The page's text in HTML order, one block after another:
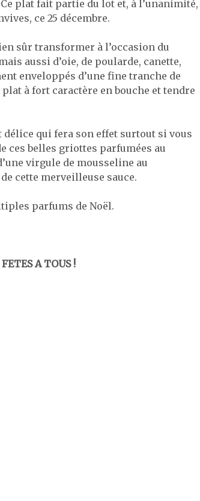
plat fait partie du lot et, à l’unanimité,
ce 25 décembre.
sûr transformer à l’occasion du
aussi d’oie, de poularde, canette,
enveloppés d’une fine tranche de
à fort caractère en bouche et tendre
qui fera son effet surtout si vous
ces belles griottes parfumées au
virgule de mousseline au
cette merveilleuse sauce.
parfums de Noël.
FETES A TOUS !